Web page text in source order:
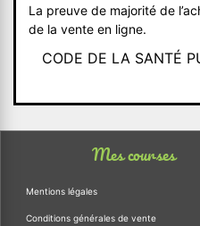
La preuve de majorité de
de la vente en ligne.
CODE DE LA SANTÉ
Mes courses
Mentions légales
Conditions générales de vente